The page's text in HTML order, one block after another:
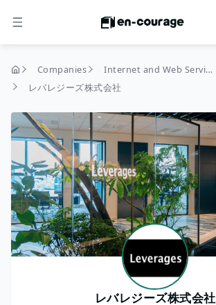
MENU
home Companies
Internet and Web Services
レバレジーズ株式会社
レバレジーズ株式会社